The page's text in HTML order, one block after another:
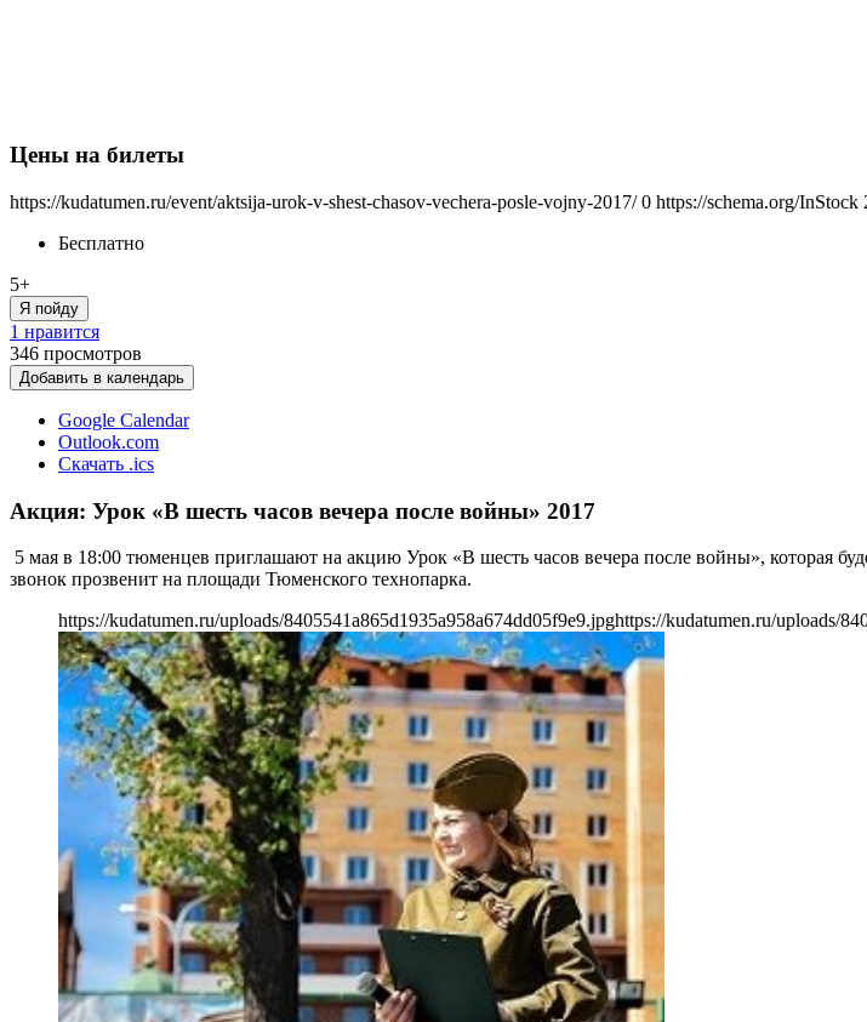
Цены на билеты
https://kudatumen.ru/event/aktsija-urok-v-shest-chasov-vechera-posle-vojny-2017/ 0 https://schema.org/InStock
Бесплатно
5+
Я пойду
1 нравится
346 просмотров
Добавить в календарь
Google Calendar
Outlook.com
Скачать .ics
Акция: Урок «В шесть часов вечера после войны» 2017
5 мая в 18:00 тюменцев приглашают на акцию Урок «В шесть часов вечера после войны», которая
звонок прозвенит на площади Тюменского технопарка.
https://kudatumen.ru/uploads/8405541a865d1935a958a674dd05f9e9.jpghttps://kudatumen.ru/uploads/